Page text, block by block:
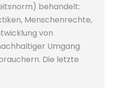
behandelt:
Menschenrechte,
von
Umgang
Die letzte